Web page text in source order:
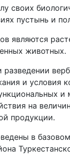
своих
пустынь и
являются
животных.
и условия
и
на
продукции.
в